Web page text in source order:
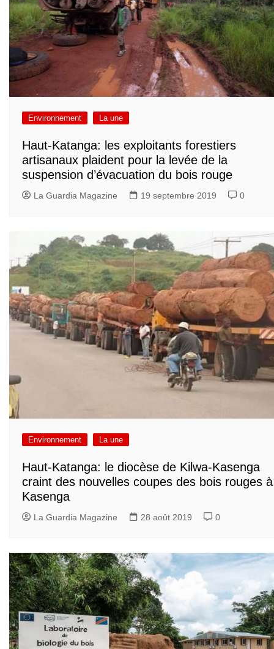
Environnement La une
Haut-Katanga: les exploitants forestiers
artisanaux plaident pour la levée de la
suspension d’évacuation du bois rouge
La Guardia Magazine 19 septembre 2019 0
Environnement La une
Haut-Katanga: le diocèse de Kilwa-Kasenga
craint des nouvelles coupes des bois rouges à
Kasenga
La Guardia Magazine 28 août 2019 0